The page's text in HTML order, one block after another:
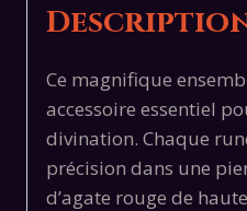
Ce magnifique
accessoire essentiel
divination. Chaque
précision dans une
d’agate rouge de